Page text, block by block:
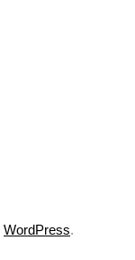
WordPress.